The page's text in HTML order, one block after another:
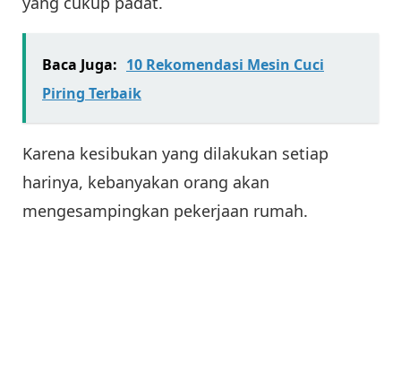
Baca Juga: 10 Rekomendasi Mesin Cuci
Piring Terbaik
Karena kesibukan yang dilakukan setiap
harinya, kebanyakan orang akan
mengesampingkan pekerjaan rumah.